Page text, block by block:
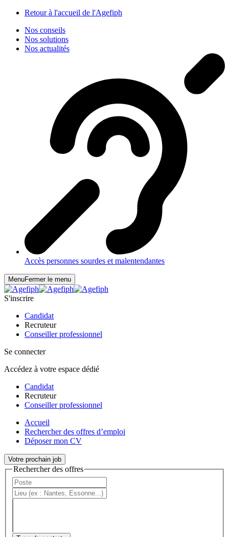
Retour à l'accueil de l'Agefiph
Nos conseils
Nos solutions
Nos actualités
Accès personnes sourdes et malentendantes
MenuFermer le menu
S'inscrire
Candidat
Recruteur
Conseiller professionnel
Se connecter
Accédez à votre espace dédié
Candidat
Recruteur
Conseiller professionnel
Accueil
Rechercher des offres d’emploi
Déposer mon CV
Votre prochain job
Rechercher des offres